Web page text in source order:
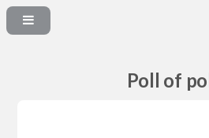
Poll of